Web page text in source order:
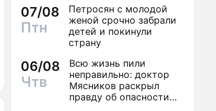
07/08
Птн
Петросян с молодой
женой срочно забрали
детей и покинули
страну
06/08
Чтв
Всю жизнь пили
неправильно: доктор
Мясников раскрыл
правду об опасности